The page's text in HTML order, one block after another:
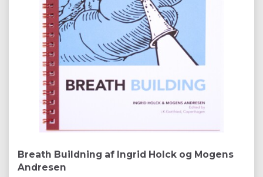
Breath Buildning af Ingrid Holck og Mogens
Andresen